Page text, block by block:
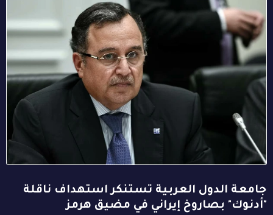
جامعة الدول العربية تستنكر استهداف ناقلة
"أدنوك" بصاروخ إيراني في مضيق هرمز